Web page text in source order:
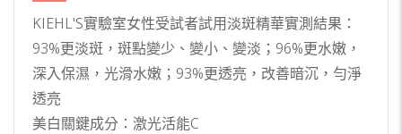
KIEHL'S實驗室女性受試者試用淡斑精華實測結果：
93%更淡斑，斑點變少、變小、變淡；96%更水嫩，
深入保濕，光滑水嫩；93%更透亮，改善暗沉，勻淨
透亮
美白關鍵成分：激光活能C